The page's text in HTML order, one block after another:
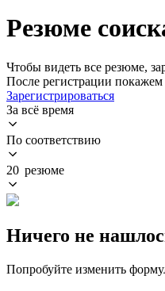
Резюме
Чтобы видеть все резюме,
После регистрации
Зарегистрироваться
За всё время
По соответствию
20 резюме
Ничего не
Попробуйте изменить